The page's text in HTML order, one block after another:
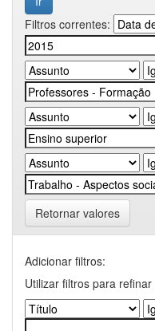
Filtros correntes:
Retornar valores
Adicionar filtros:
Utilizar filtros para